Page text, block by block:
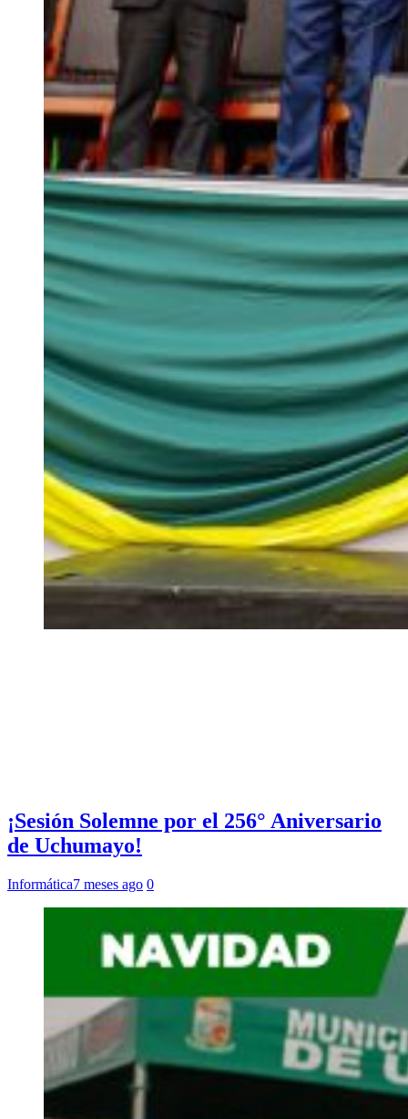
¡Sesión Solemne por el 256° Aniversario
de Uchumayo!
Informática7 meses ago 0